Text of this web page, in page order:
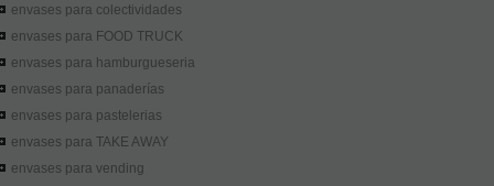
envases para colectividades
envases para FOOD TRUCK
envases para hamburgueseria
envases para panaderías
envases para pastelerias
envases para TAKE AWAY
envases para vending